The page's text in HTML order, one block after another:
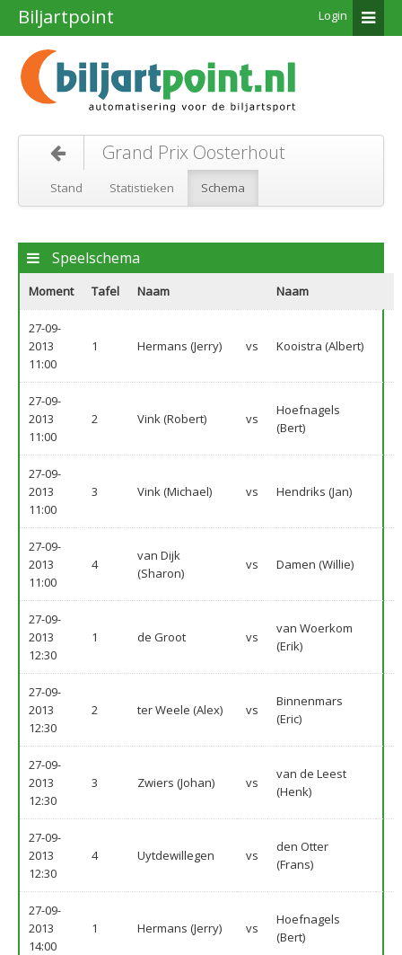
Biljartpoint Login
Grand Prix Oosterhout
Stand Statistieken Schema
Speelschema
Moment Tafel Naam Naam
27-09-
2013
11:00
1 Hermans (Jerry) vs Kooistra (Albert)
27-09-
2013
11:00
2 Vink (Robert) vs
Hoefnagels
(Bert)
27-09-
2013
11:00
3 Vink (Michael) vs Hendriks (Jan)
27-09-
2013
11:00
4
van Dijk
(Sharon)
vs Damen (Willie)
27-09-
2013
12:30
1 de Groot vs
van Woerkom
(Erik)
27-09-
2013
12:30
2 ter Weele (Alex) vs
Binnenmars
(Eric)
27-09-
2013
12:30
3 Zwiers (Johan) vs
van de Leest
(Henk)
27-09-
2013
12:30
4 Uytdewillegen vs
den Otter
(Frans)
27-09-
2013
14:00
1 Hermans (Jerry) vs
Hoefnagels
(Bert)